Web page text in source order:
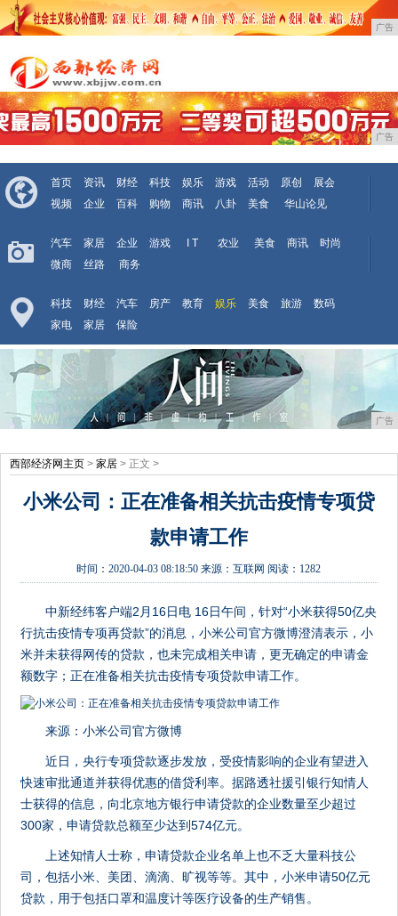
广告
广告
首页 资讯 财经 科技 娱乐 游戏 活动 原创
展会
视频
企业 百科 购物 商讯 八卦 美食 华山论见
汽车 家居 企业 游戏 I T 农业 美食 商讯
时尚
微商
丝路 商务
科技 财经 汽车 房产 教育 娱乐 美食 旅游
数码
家电
家居 保险
广告
西部经济网主页 > 家居 > 正文 >
小米公司：正在准备相关抗击疫情专项贷
款申请工作
时间：2020-04-03 08:18:50 来源：互联网 阅读：1282
中新经纬客户端2月16日电 16日午间，针对“小米获得50亿央
行抗击疫情专项再贷款”的消息，小米公司官方微博澄清表示，小
米并未获得网传的贷款，也未完成相关申请，更无确定的申请金
额数字；正在准备相关抗击疫情专项贷款申请工作。
来源：小米公司官方微博
近日，央行专项贷款逐步发放，受疫情影响的企业有望进入
快速审批通道并获得优惠的借贷利率。据路透社援引银行知情人
士获得的信息，向北京地方银行申请贷款的企业数量至少超过
300家，申请贷款总额至少达到574亿元。
上述知情人士称，申请贷款企业名单上也不乏大量科技公
司，包括小米、美团、滴滴、旷视等等。其中，小米申请50亿元
贷款，用于包括口罩和温度计等医疗设备的生产销售。